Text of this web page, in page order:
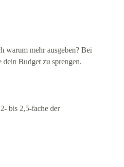
warum mehr ausgeben? Bei
Budget zu sprengen.
bis 2,5-fache der